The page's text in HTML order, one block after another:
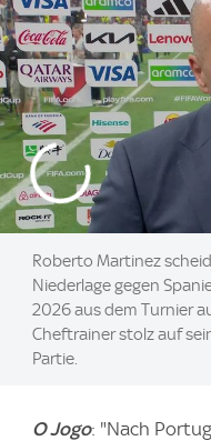
Roberto Martinez
Niederlage gegen
2026 aus dem Turnier
Cheftrainer stolz auf
Partie.
O Jogo: "Nach